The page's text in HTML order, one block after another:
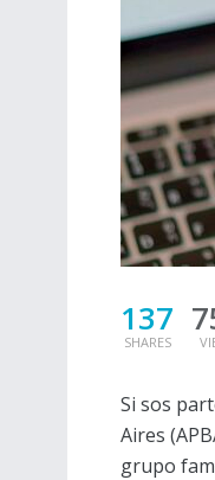
137
SHARES
Si sos
Aires
grupo